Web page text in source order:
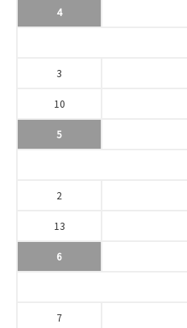
4
3
10
5
2
13
6
7